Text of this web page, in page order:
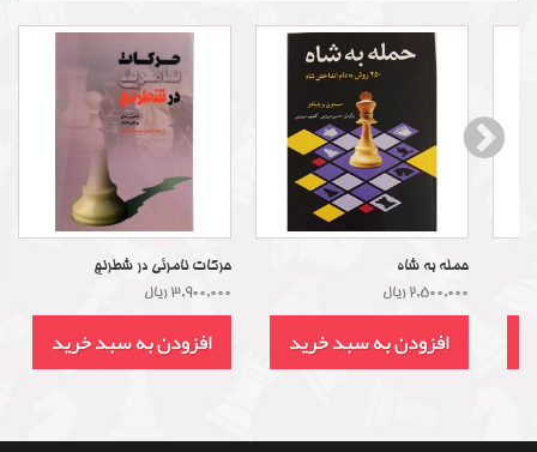
حرکات نامرئی در شطرنج
3,900,000 ریال
افزودن به سبد خرید
حمله به شاه
2,500,000 ریال
افزودن به سبد خرید